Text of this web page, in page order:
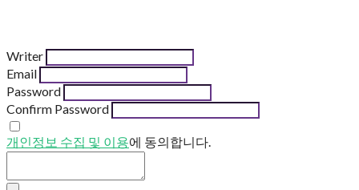
Writer
Email
Password
Confirm Password
개인정보 수집 및 이용에 동의합니다.